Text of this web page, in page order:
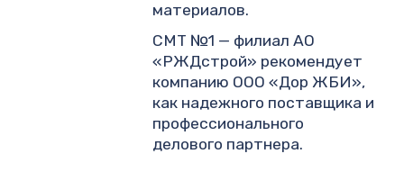
материалов.
СМТ №1 — филиал АО
«РЖДстрой» рекомендует
компанию ООО «Дор ЖБИ»,
как надежного поставщика и
профессионального
делового партнера.